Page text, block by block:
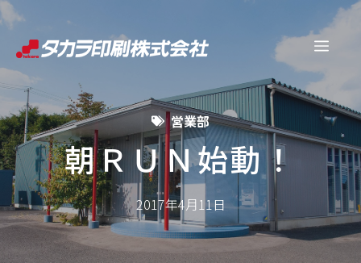
コ
ン
へ
ス
キ
プ
メ
ュ
ー
営業部
朝ＲＵＮ始動！
2017年4月11日